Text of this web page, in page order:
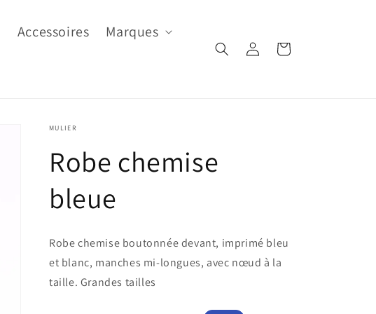
Accessoires
Marques
Connexion Panier
MULIER
Robe chemise
bleue
Robe chemise boutonnée devant, imprimé bleu
et blanc, manches mi-longues, avec nœud à la
taille. Grandes tailles